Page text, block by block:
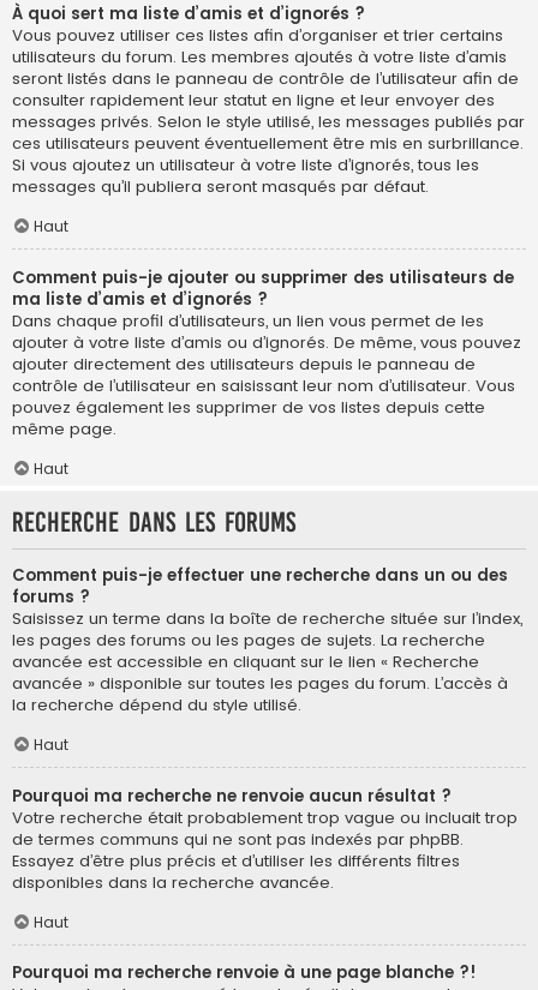
À quoi sert ma liste d’amis et d’ignorés ?
Vous pouvez utiliser ces listes afin d’organiser et trier certains
utilisateurs du forum. Les membres ajoutés à votre liste d’amis
seront listés dans le panneau de contrôle de l’utilisateur afin de
consulter rapidement leur statut en ligne et leur envoyer des
messages privés. Selon le style utilisé, les messages publiés par
ces utilisateurs peuvent éventuellement être mis en surbrillance.
Si vous ajoutez un utilisateur à votre liste d’ignorés, tous les
messages qu’il publiera seront masqués par défaut.
Haut
Comment puis-je ajouter ou supprimer des utilisateurs de
ma liste d’amis et d’ignorés ?
Dans chaque profil d’utilisateurs, un lien vous permet de les
ajouter à votre liste d’amis ou d’ignorés. De même, vous pouvez
ajouter directement des utilisateurs depuis le panneau de
contrôle de l’utilisateur en saisissant leur nom d’utilisateur. Vous
pouvez également les supprimer de vos listes depuis cette
même page.
Haut
Recherche dans les forums
Comment puis-je effectuer une recherche dans un ou des
forums ?
Saisissez un terme dans la boîte de recherche située sur l’index,
les pages des forums ou les pages de sujets. La recherche
avancée est accessible en cliquant sur le lien « Recherche
avancée » disponible sur toutes les pages du forum. L’accès à
la recherche dépend du style utilisé.
Haut
Pourquoi ma recherche ne renvoie aucun résultat ?
Votre recherche était probablement trop vague ou incluait trop
de termes communs qui ne sont pas indexés par phpBB.
Essayez d’être plus précis et d’utiliser les différents filtres
disponibles dans la recherche avancée.
Haut
Pourquoi ma recherche renvoie à une page blanche ?!